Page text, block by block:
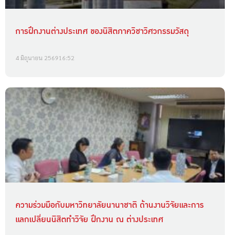
การฝึกงานต่างประเทศ ของนิสิตภาควิชาวิศวกรรมวัสดุ
4 มิถุนายน 256916:52
ความร่วมมือกับมหาวิทยาลัยนานาชาติ ด้านงานวิจัยและการ
แลกเปลี่ยนนิสิตทำวิจัย ฝึกงาน ณ ต่างประเทศ